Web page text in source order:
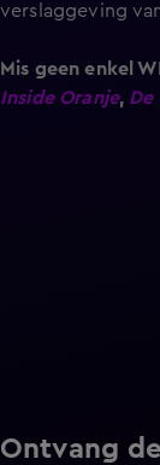
verslaggeving
Mis geen enkel
Inside Oranje, De
Ontvang